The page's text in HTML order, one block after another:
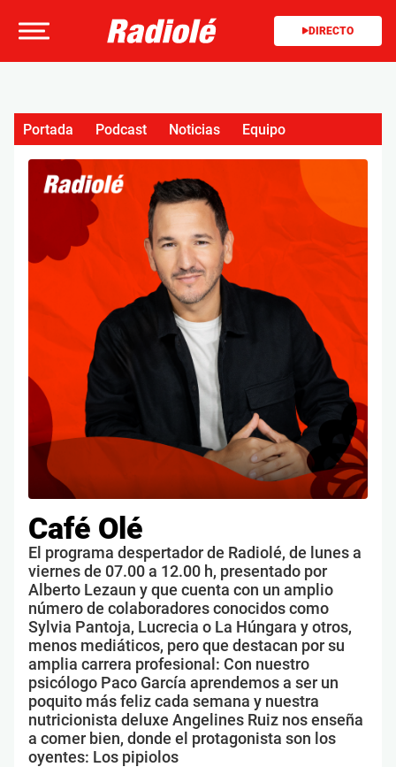
DIRECTO
Café Olé
El programa despertador de Radiolé, de lunes a
viernes de 07.00 a 12.00 h, presentado por
Alberto Lezaun y que cuenta con un amplio
número de colaboradores conocidos como
Sylvia Pantoja, Lucrecia o La Húngara y otros,
menos mediáticos, pero que destacan por su
amplia carrera profesional: Con nuestro
psicólogo Paco García aprendemos a ser un
poquito más feliz cada semana y nuestra
nutricionista deluxe Angelines Ruiz nos enseña
a comer bien, donde el protagonista son los
oyentes: Los pipiolos
Portada Podcast Noticias Equipo